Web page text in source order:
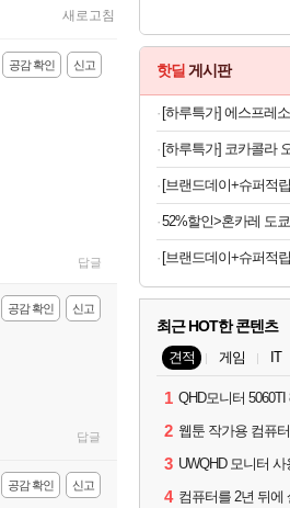
새로고침
신고
공감 확인
답글
신고
공감 확인
답글
신고
공감 확인
핫딜 게시판
최근 HOT한 콘텐츠
견적 게임 IT
1
2 웹툰 작가용 컴퓨터
3
4